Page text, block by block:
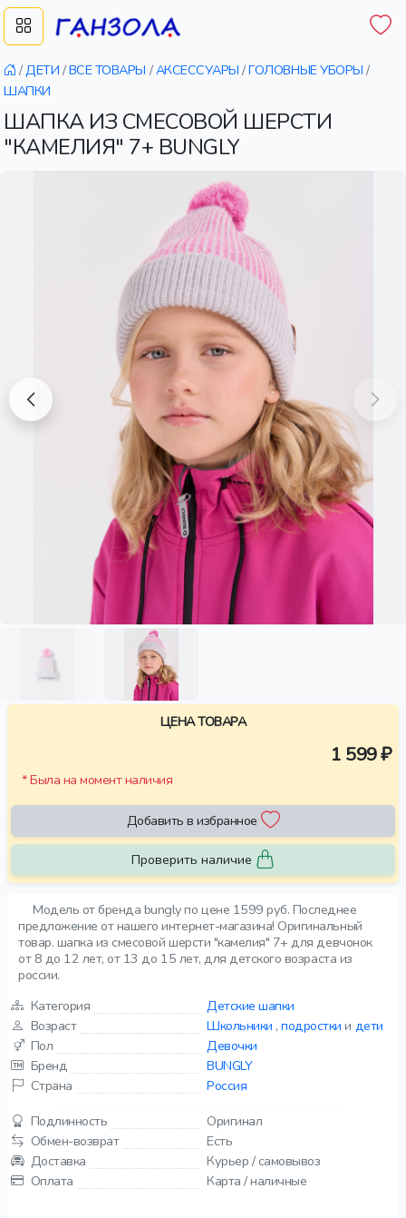
/ДЕТИ /ВСЕ ТОВАРЫ /АКСЕССУАРЫ /ГОЛОВНЫЕ УБОРЫ /
ШАПКИ
ШАПКА ИЗ СМЕСОВОЙ ШЕРСТИ
"КАМЕЛИЯ" 7+ BUNGLY
Модель от бренда bungly по цене 1599 руб. Последнее
предложение от нашего интернет-магазина! Оригинальный
товар. шапка из смесовой шерсти "камелия" 7+ для девчонок
от 8 до 12 лет, от 13 до 15 лет, для детского возраста из
россии.
Категория
Детские шапки
Возраст
Школьники ,подростки и дети
Пол
Девочки
Бренд
BUNGLY
Страна
Россия
Подлинность
Оригинал
Обмен-возврат
Есть
Доставка
Курьер / самовывоз
Оплата
Карта / наличные
ЦЕНА ТОВАРА
1 599 ₽
* Была на момент наличия
Добавить в избранное
Проверить наличие